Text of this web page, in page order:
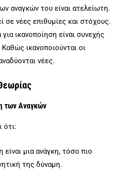
αναγκών του είναι ατελείωτη.
σε νέες επιθυμίες και στόχους.
ικανοποίηση είναι συνεχής
ικανοποιούνται οι
νέες.
των Αναγκών
ότι:
είναι μια ανάγκη, τόσο πιο
της δύναμη.